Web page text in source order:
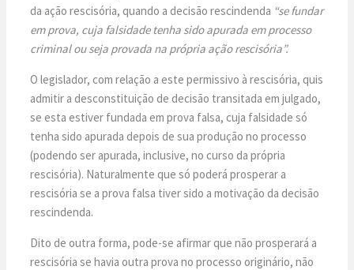
da ação rescisória, quando a decisão rescindenda “se fundar
em prova, cuja falsidade tenha sido apurada em processo
criminal ou seja provada na própria ação rescisória”.
O legislador, com relação a este permissivo à rescisória, quis
admitir a desconstituição de decisão transitada em julgado,
se esta estiver fundada em prova falsa, cuja falsidade só
tenha sido apurada depois de sua produção no processo
(podendo ser apurada, inclusive, no curso da própria
rescisória). Naturalmente que só poderá prosperar a
rescisória se a prova falsa tiver sido a motivação da decisão
rescindenda.
Dito de outra forma, pode-se afirmar que não prosperará a
rescisória se havia outra prova no processo originário, não